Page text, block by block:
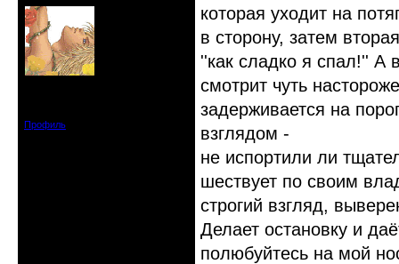
Профиль
которая уходит на
в сторону, затем
''как сладко я спал!'' А
смотрит чуть
задерживается на
взглядом -
не испортили ли
шествует по своим
строгий взгляд,
Делает остановку и
полюбуйтесь на мой